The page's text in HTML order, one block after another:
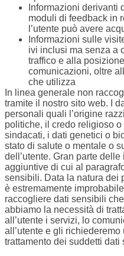
Informazioni derivanti
moduli di feedback in
l’utente può avere
Informazioni sulle
ivi inclusi ma senza a
traffico e alla
comunicazioni, oltre
che utilizza
In linea generale non
tramite il nostro sito web. I
personali quali l’origine
politiche, il credo religioso o
sindacati, i dati genetici o
stato di salute o mentale o
dell’utente. Gran parte
aggiuntive di cui al
sensibili. Data la natura dei
è estremamente
raccogliere dati sensibili
abbiamo la necessità di
all’utente i servizi, lo
all’utente e gli
trattamento dei suddetti dati